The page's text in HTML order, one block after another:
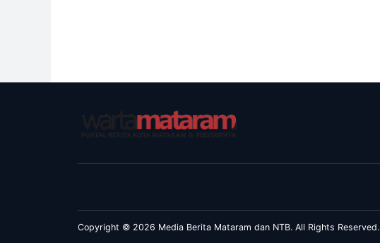
Copyright © 2026 Media Berita Mataram dan NTB. All Rights Reserved.